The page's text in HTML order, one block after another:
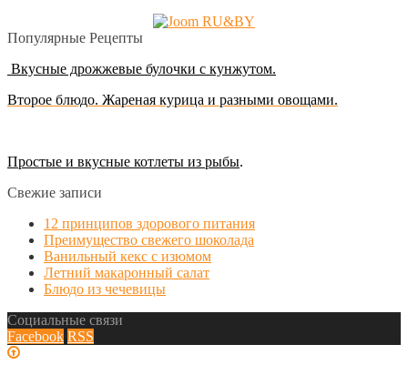
Популярные Рецепты
Вкусные дрожжевые булочки с кунжутом.
Второе блюдо. Жареная курица и разными овощами.
Простые и вкусные котлеты из рыбы.
Свежие записи
12 принципов здорового питания
Преимущество свежего шоколада
Ванильный кекс с изюмом
Летний макаронный салат
Блюдо из чечевицы
Социальные связи
Facebook RSS